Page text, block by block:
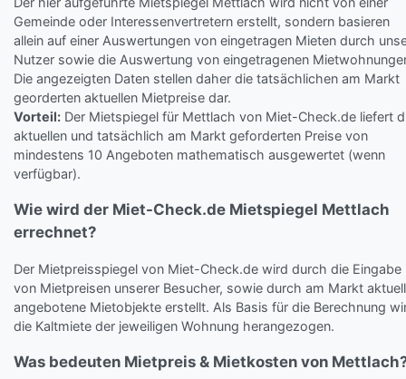
Gemeinde oder Interessenvertretern erstellt, sondern basieren
allein auf einer Auswertungen von eingetragen Mieten durch
Nutzer sowie die Auswertung von eingetragenen
Die angezeigten Daten stellen daher die tatsächlichen am Markt
georderten aktuellen Mietpreise dar.
Vorteil: Der Mietspiegel für Mettlach von Miet-Check.de liefert
aktuellen und tatsächlich am Markt geforderten Preise von
mindestens 10 Angeboten mathematisch ausgewertet (wenn
verfügbar).
Wie wird der Miet-Check.de Mietspiegel Mettlach
errechnet?
Der Mietpreisspiegel von Miet-Check.de wird durch die Eingabe
von Mietpreisen unserer Besucher, sowie durch am Markt aktuell
angebotene Mietobjekte erstellt. Als Basis für die Berechnung
die Kaltmiete der jeweiligen Wohnung herangezogen.
Was bedeuten Mietpreis & Mietkosten von